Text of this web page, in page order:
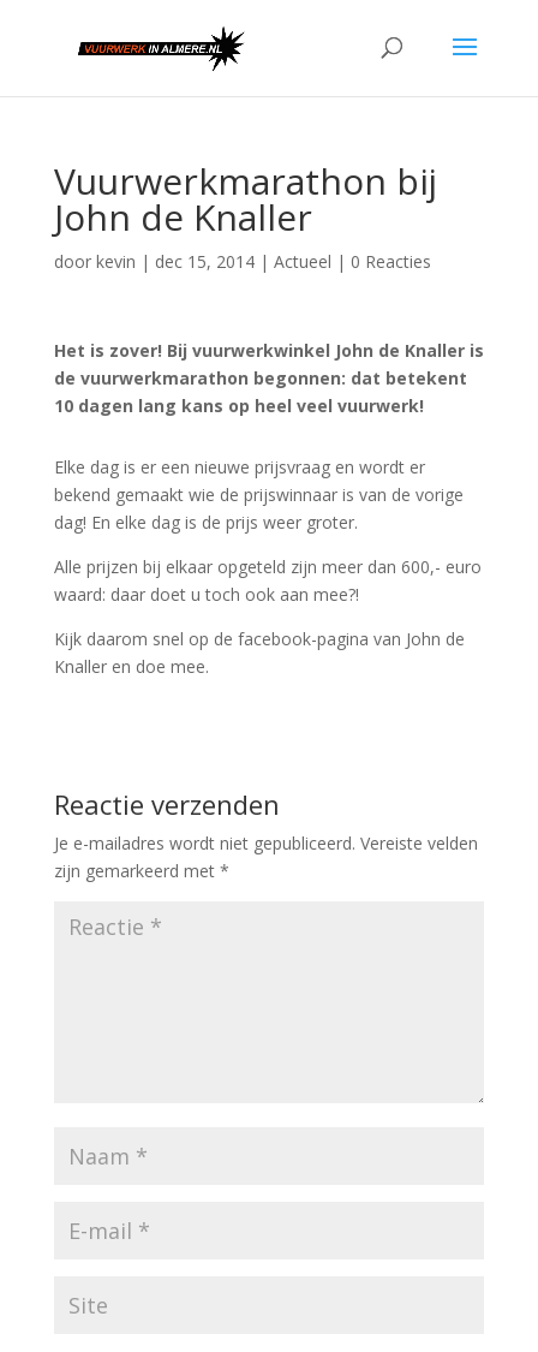
Vuurwerkmarathon bij
John de Knaller
door kevin | dec 15, 2014| Actueel | 0 Reacties
Het is zover! Bij vuurwerkwinkel John de Knaller is
de vuurwerkmarathon begonnen: dat betekent
10 dagen lang kans op heel veel vuurwerk!
Elke dag is er een nieuwe prijsvraag en wordt er
bekend gemaakt wie de prijswinnaar is van de vorige
dag! En elke dag is de prijs weer groter.
Alle prijzen bij elkaar opgeteld zijn meer dan 600,- euro
waard: daar doet u toch ook aan mee?!
Kijk daarom snel op de facebook-pagina van John de
Knaller en doe mee.
Reactie verzenden
Je e-mailadres wordt niet gepubliceerd. Vereiste velden
zijn gemarkeerd met *